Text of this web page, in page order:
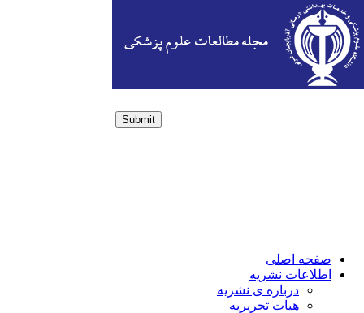
Submit
صفحه اصلی
اطلاعات نشریه
درباره ی نشریه
هیات تحریریه